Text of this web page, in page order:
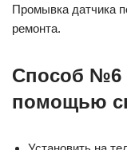
Промывка датчика
ремонта.
Способ №6
помощью